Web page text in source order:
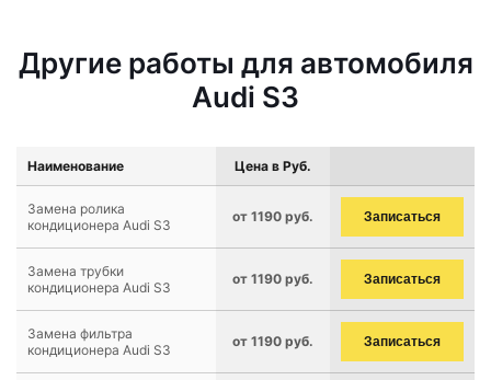
Другие работы для автомобиля
Audi S3
Наименование Цена в Руб.
Замена ролика
кондиционера Audi S3
от 1190 руб. Записаться
Замена трубки
кондиционера Audi S3
от 1190 руб. Записаться
Замена фильтра
кондиционера Audi S3
от 1190 руб. Записаться